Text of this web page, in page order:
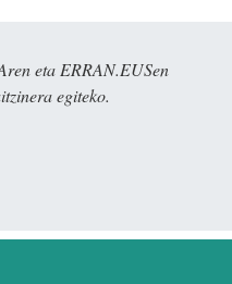
eta ERRAN.EUSen
egiteko.